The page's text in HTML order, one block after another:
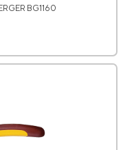
BG1160